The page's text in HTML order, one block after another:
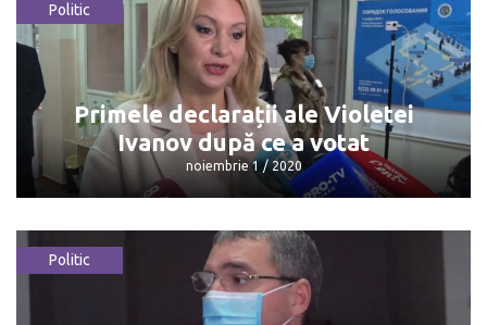
Promo-LEX: Până la 9:00 au fost
înregistrate 63 de incidente
noiembrie 1 / 2020
Politic
Primele declarații ale Violetei
Ivanov după ce a votat
noiembrie 1 / 2020
Primele declarații ale Violetei Ivanov
după ce a votat
Politic